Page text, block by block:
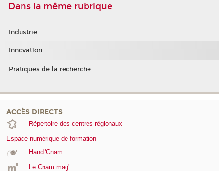
Dans la même rubrique
Industrie
Innovation
Pratiques de la recherche
ACCÈS DIRECTS
Répertoire des centres régionaux
Espace numérique de formation
Handi'Cnam
Le Cnam mag'